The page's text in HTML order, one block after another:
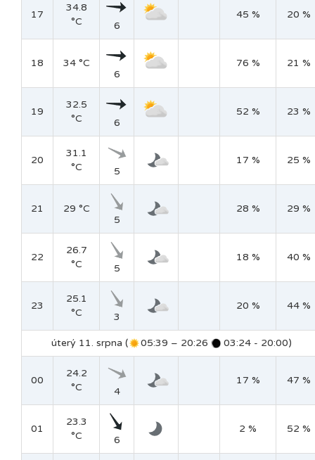
17
34.8
°C
6
45 % 20 %
18
34 °C
6
76 % 21 %
19
32.5
°C
6
52 % 23 %
20
31.1
°C
5
17 % 25 %
21
29 °C
5
28 % 29 %
22
26.7
°C
5
18 % 40 %
23
25.1
°C
3
20 % 44 %
úterý 11. srpna ( 05:39 – 20:26 03:24 - 20:00)
00
24.2
°C
4
17 % 47 %
01
23.3
°C
6
2 % 52 %